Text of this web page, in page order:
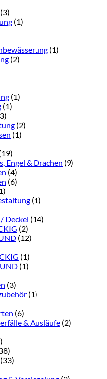
(3)
(1)
(1)
(2)
(1)
(1)
(2)
(1)
(19)
Engel & Drachen (9)
(4)
(6)
(1)
Deckel (14)
(2)
(12)
(1)
(1)
(3)
(1)
(6)
& Ausläufe (2)
(33)